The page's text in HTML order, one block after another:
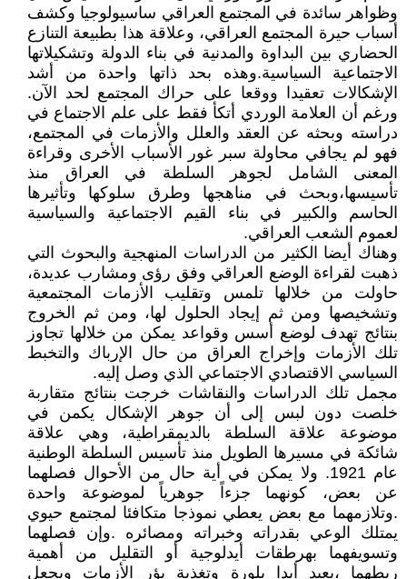
وظواهر سائدة في المجتمع العراقي ساسيولوجيا وكشف
أسباب حيرة المجتمع العراقي، وعلاقة هذا بطبيعة التنازع
الحضاري بين البداوة والمدنية في بناء الدولة وتشكيلاتها
الاجتماعية السياسية.وهذه بحد ذاتها واحدة من أشد
الإشكالات تعقيدا ووقعا على حراك المجتمع لحد الآن.
ورغم أن العلامة الوردي أتكأ فقط على علم الاجتماع في
دراسته وبحثه عن العقد والعلل والأزمات في المجتمع،
فهو لم يجافي محاولة سبر غور الأسباب الأخرى وقراءة
المعنى الشامل لجوهر السلطة في العراق منذ
تأسيسها،وبحث في مناهجها وطرق سلوكها وتأثيرها
الحاسم والكبير في بناء القيم الاجتماعية والسياسية
لعموم الشعب العراقي.
وهناك أيضا الكثير من الدراسات المنهجية والبحوث التي
ذهبت لقراءة الوضع العراقي وفق رؤى ومشارب عديدة،
حاولت من خلالها تلمس وتقليب الأزمات المجتمعية
وتشخيصها ومن ثم إيجاد الحلول لها، ومن ثم الخروج
بنتائج تهدف لوضع أسس وقواعد يمكن من خلالها تجاوز
تلك الأزمات وإخراج العراق من حال الإرباك والتخبط
السياسي الاقتصادي الاجتماعي الذي وصل إليه.
مجمل تلك الدراسات والنقاشات خرجت بنتائج متقاربة
خلصت دون لبس إلى أن جوهر الإشكال يكمن في
موضوعة علاقة السلطة بالديمقراطية، وهي علاقة
شائكة في مسيرها الطويل منذ تأسيس السلطة الوطنية
عام 1921. ولا يمكن في أية حال من الأحوال فصلهما
عن بعض، كونهما جزءاً جوهرياً لموضوعة واحدة
.وتلازمهما مع بعض يعطي نموذجا متكافئا لمجتمع حيوي
يمتلك الوعي بقدراته وخبراته ومصائره .وإن فصلهما
وتسويفهما بهرطقات أيدلوجية أو التقليل من أهمية
ربطهما ،يعيد أبدا بلورة وتغذية بؤر الأزمات ويجعل